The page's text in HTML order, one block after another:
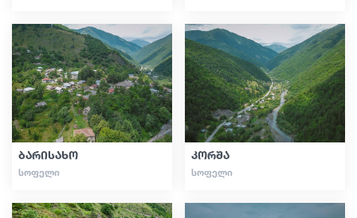
ბარისახო
ᲡᲝᲤᲔᲚᲘ
კორშა
ᲡᲝᲤᲔᲚᲘ